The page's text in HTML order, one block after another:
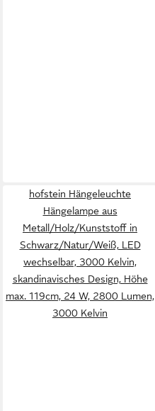
hofstein Hängeleuchte
Hängelampe aus
Metall/Holz/Kunststoff in
Schwarz/Natur/Weiß, LED
wechselbar, 3000 Kelvin,
skandinavisches Design, Höhe
max. 119cm, 24 W, 2800 Lumen,
3000 Kelvin